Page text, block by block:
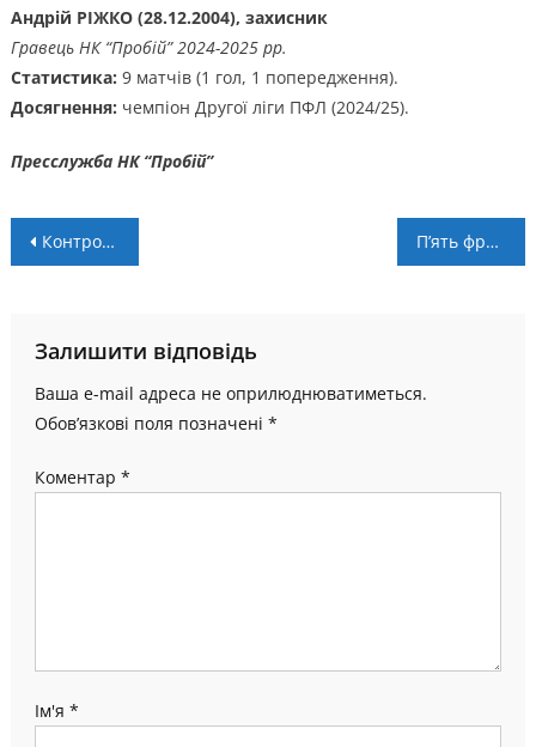
Андрій РІЖКО (28.12.2004), захисник
Гравець НК “Пробій” 2024-2025 рр.
Статистика: 9 матчів (1 гол, 1 попередження).
Досягнення: чемпіон Другої ліги ПФЛ (2024/25).
Пресслужба НК “Пробій”
Навігація
Контрольний матч. “Прикарпаття-Благо” – “Нива” – 1:2 П’ять франківських баскетболісток – у збірній України U-16
Залишити відповідь
Ваша e-mail адреса не оприлюднюватиметься.
Обов’язкові поля позначені *
Коментар *
Ім'я *